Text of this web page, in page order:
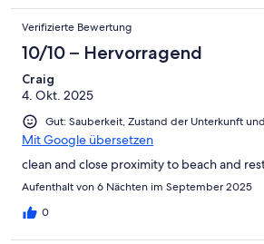
Verifizierte Bewertung
10/10 – Hervorragend
Craig
4. Okt. 2025
Gut: Sauberkeit, Zustand der Unterkunft
Mit Google übersetzen
clean and close proximity to beach and
Aufenthalt von 6 Nächten im September 2025
0